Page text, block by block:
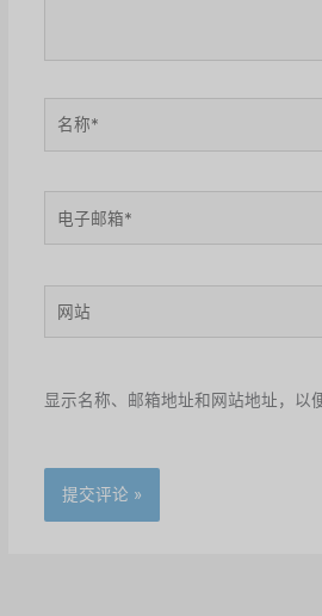
子
箱
站
显示名称、邮箱地址和网站地址，以